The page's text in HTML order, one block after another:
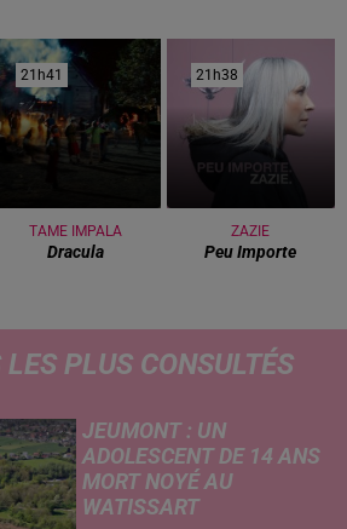
21h41
21h41
TAME IMPALA
Dracula
21h38
21h38
ZAZIE
Peu Importe
PLUS CONSULTÉS
JEUMONT : UN
ADOLESCENT DE 14 ANS
MORT NOYÉ AU
WATISSART